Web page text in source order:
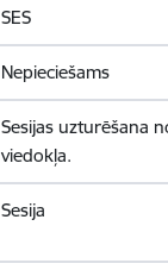
SES
Nepieciešams
Sesijas uzturēšana
viedokļa.
Sesija